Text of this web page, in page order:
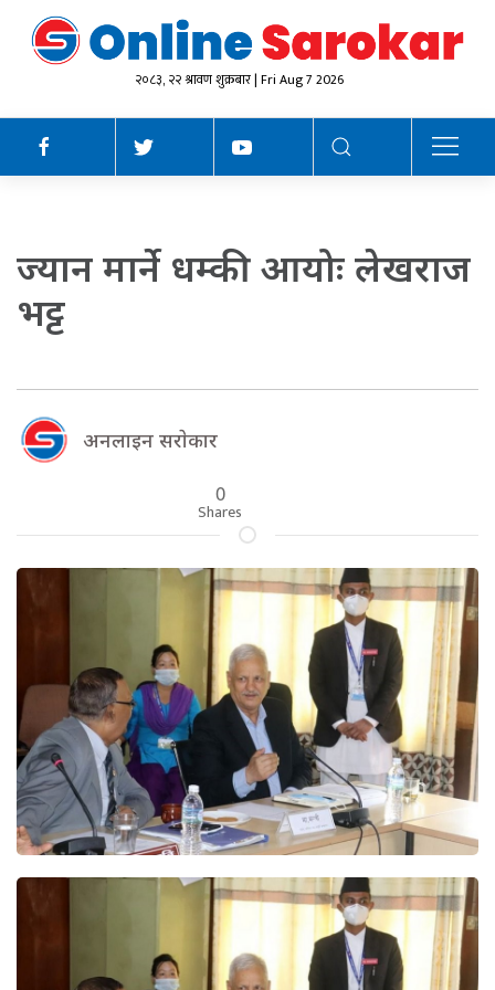
२०८३, २२ श्रावण शुक्रबार | Fri Aug 7 2026
ज्यान मार्ने धम्की आयोः लेखराज
भट्ट
अनलाइन सराेकार
0
Shares